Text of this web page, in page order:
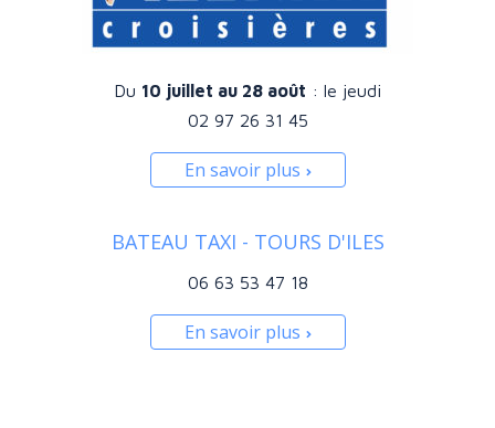
Du 10 juillet au 28 août : le jeudi
02 97 26 31 45
En savoir plus
BATEAU TAXI - TOURS D'ILES
06 63 53 47 18
En savoir plus